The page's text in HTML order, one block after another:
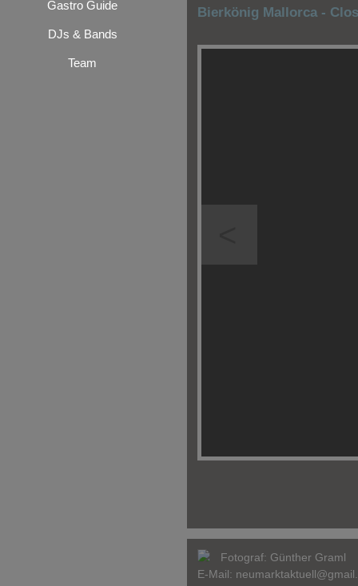
Gastro Guide
DJs & Bands
Team
Bierkönig Mallorca -
Fotograf: Günther Graml
E-Mail: